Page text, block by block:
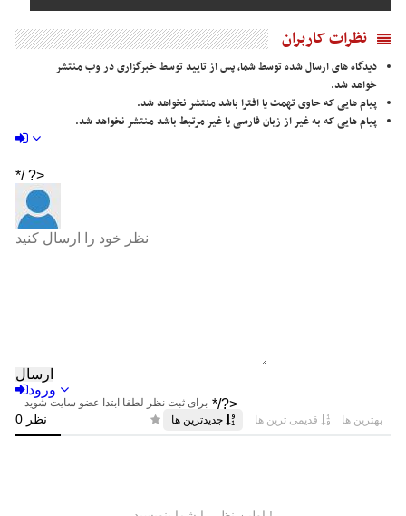
نظرات کاربران
دیدگاه های ارسال شده توسط شما، پس از تایید توسط خبرگزاری در وب منتشر
خواهد شد.
پیام هایی که حاوی تهمت یا افترا باشد منتشر نخواهد شد.
پیام هایی که به غیر از زبان فارسی یا غیر مرتبط باشد منتشر نخواهد شد.